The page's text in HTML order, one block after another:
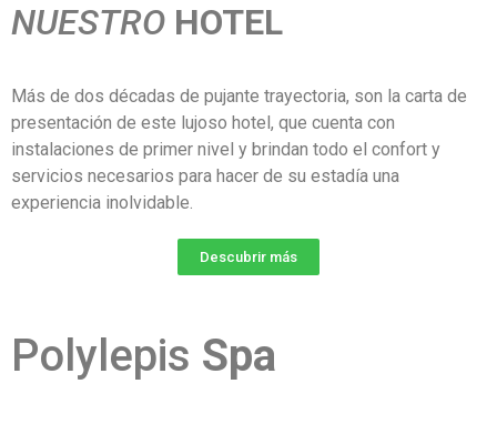
NUESTRO HOTEL
Más de dos décadas de pujante trayectoria, son la carta de
presentación de este lujoso hotel, que cuenta con
instalaciones de primer nivel y brindan todo el confort y
servicios necesarios para hacer de su estadía una
experiencia inolvidable.
Descubrir más
Polylepis Spa